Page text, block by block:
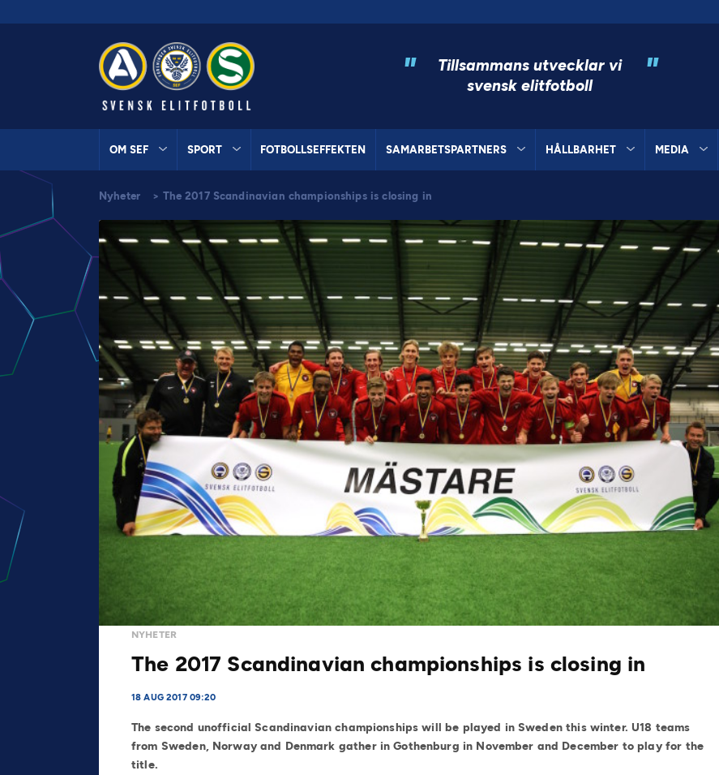
"
Tillsammans utvecklar vi
svensk elitfotboll
"
OM SEF SPORT FOTBOLLSEFFEKTEN SAMARBETSPARTNERS HÅLLBARHET MEDIA
Nyheter > The 2017 Scandinavian championships is closing in
NYHETER
The 2017 Scandinavian championships is closing in
18 AUG 2017 09:20
The second unofficial Scandinavian championships will be played in Sweden this winter. U18 teams
from Sweden, Norway and Denmark gather in Gothenburg in November and December to play for the
title.